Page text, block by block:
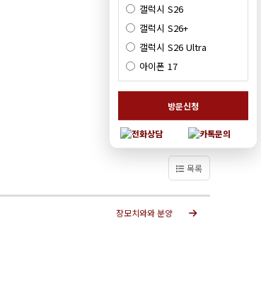
목록
장모치와와 분양
갤럭시 S26
갤럭시 S26+
갤럭시 S26 Ultra
아이폰 17
방문신청